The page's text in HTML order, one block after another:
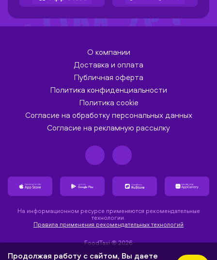
О компании
Доставка и оплата
Публичная оферта
Политика конфиденциальности
Политика cookie
Согласие на обработку персональных данных
Согласие на рекламную рассылку
На информационном ресурсе применяются рекомендательные
технологии.
Правила применения рекомендательных технологий
FoodTaxi ® 2026
Продолжая работу с сайтом, Вы даете